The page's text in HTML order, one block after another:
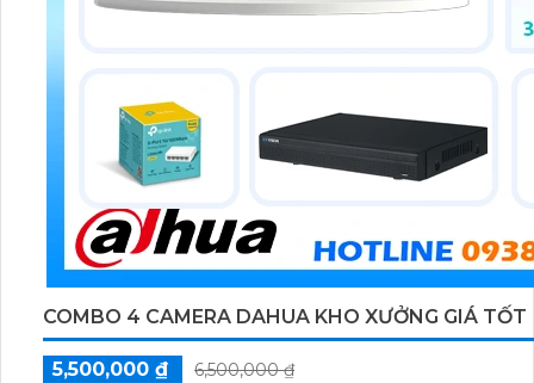
COMBO 4 CAMERA DAHUA KHO XƯỞNG GIÁ TỐT
5,500,000 ₫
6,500,000 ₫